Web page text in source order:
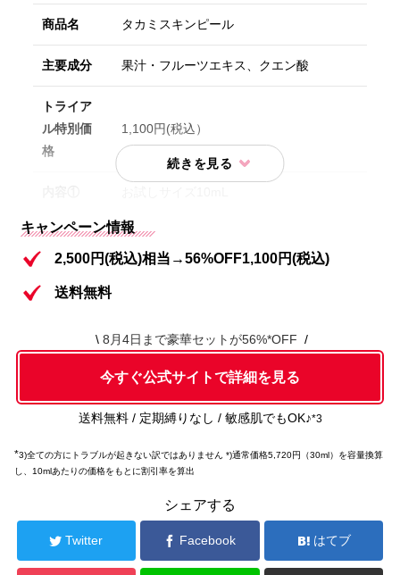
商品名 タカミスキンピール
主要成分 果汁・フルーツエキス、クエン酸
トライア
ル特別価
格
1,100円(税込）
内容② フェイスフォーム 5g
内容⑤ ローションII 2包
キャンペーン情報
2,500円(税込)相当→56%OFF1,100円(税込)
送料無料
8月4日まで豪華セットが56%*OFF
今すぐ公式サイトで詳細を見る
送料無料 / 定期縛りなし / 敏感肌でもOK♪*3
*3)全ての方にトラブルが起きない訳ではありません *)通常価格5,720円（30ml）を容量換算
し、10mlあたりの価格をもとに割引率を算出
シェアする
Twitter Facebook はてブ